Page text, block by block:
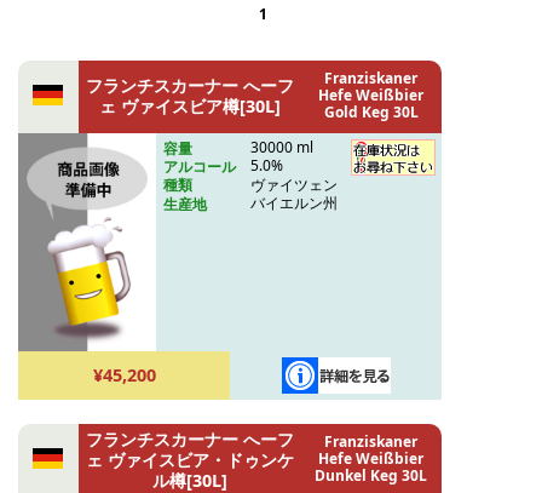
1
フランチスカーナー へーフ
ェ ヴァイスビア樽[30L]
Franziskaner
Hefe Weißbier
Gold Keg 30L
容量
30000 ml
アルコール
5.0%
種類
ヴァイツェン
生産地
バイエルン州
¥45,200
フランチスカーナー へーフ
ェ ヴァイスビア・ドゥンケ
ル樽[30L]
Franziskaner
Hefe Weißbier
Dunkel Keg 30L